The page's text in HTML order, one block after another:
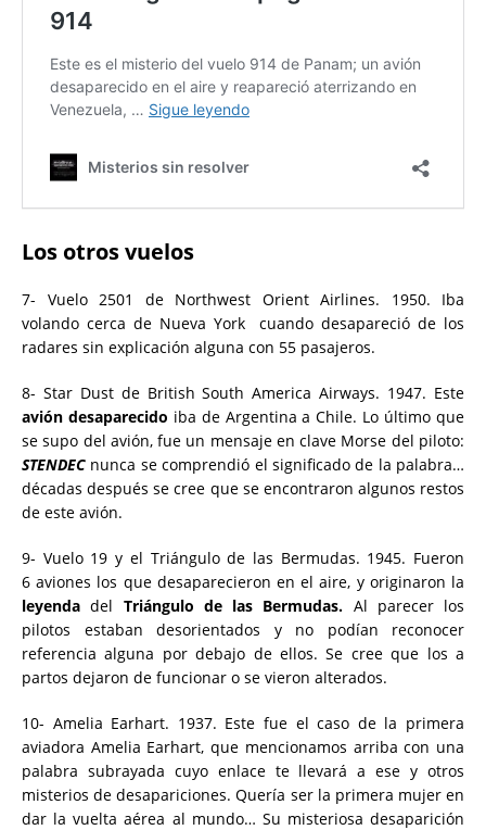
Los otros vuelos
7- Vuelo 2501 de Northwest Orient Airlines. 1950. Iba
volando cerca de Nueva York cuando desapareció de los
radares sin explicación alguna con 55 pasajeros.
8- Star Dust de British South America Airways. 1947. Este
avión desaparecido iba de Argentina a Chile. Lo último que
se supo del avión, fue un mensaje en clave Morse del piloto:
STENDEC nunca se comprendió el significado de la palabra…
décadas después se cree que se encontraron algunos restos
de este avión.
9- Vuelo 19 y el Triángulo de las Bermudas. 1945. Fueron
6 aviones los que desaparecieron en el aire, y originaron la
leyenda del Triángulo de las Bermudas. Al parecer los
pilotos estaban desorientados y no podían reconocer
referencia alguna por debajo de ellos. Se cree que los a
partos dejaron de funcionar o se vieron alterados.
10- Amelia Earhart. 1937. Este fue el caso de la primera
aviadora Amelia Earhart, que mencionamos arriba con una
palabra subrayada cuyo enlace te llevará a ese y otros
misterios de desapariciones. Quería ser la primera mujer en
dar la vuelta aérea al mundo… Su misteriosa desaparición